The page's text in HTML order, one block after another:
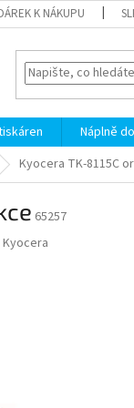
K NÁKUPU
Náplně
Kyocera TK-8115C
65257
Kyocera